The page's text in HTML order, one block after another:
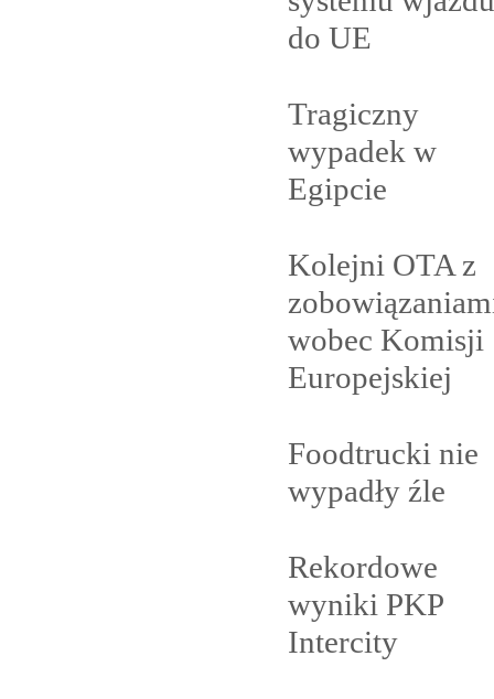
do UE
Tragiczny
wypadek w
Egipcie
Kolejni OTA z
wobec Komisji
Europejskiej
Foodtrucki nie
wypadły źle
Rekordowe
wyniki PKP
Intercity